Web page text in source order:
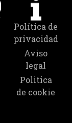
Política de
privacidad
Aviso
legal
Politica
de cookie